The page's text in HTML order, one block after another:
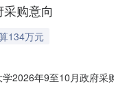
购意向
134万元
2026年9至10月政府采